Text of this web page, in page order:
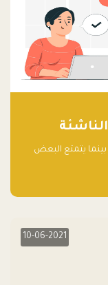
يتمتع البعض
10-06-2021